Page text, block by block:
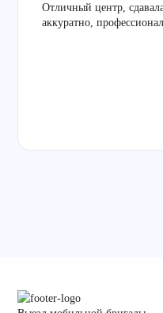
Отличный центр,
аккуратно,